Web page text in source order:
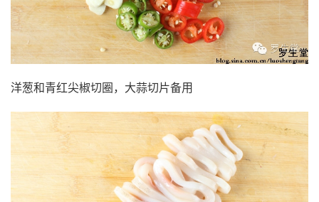
洋葱和青红尖椒切圈，大蒜切片备用